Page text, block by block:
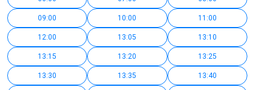
09:00 10:00 11:00
12:00 13:05 13:10
13:15 13:20 13:25
13:30 13:35 13:40